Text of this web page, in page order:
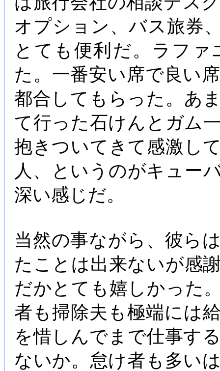
オプション、バス旅券
とても便利だ。ラフ
た。一番安い席で良い
都合してもらった。あ
て行った石けんとガム
抱きついてきて感激し
人、というのがキュー
深い感じだ。
当然の事ながら、彼ら
たことは出来ないが感
だかとても嬉しかった
者も掃除夫も極端には
を惜しんでまで仕事す
ないか。怠け者も多い